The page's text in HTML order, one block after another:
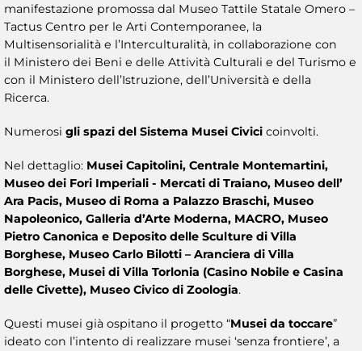
manifestazione promossa dal Museo Tattile Statale Omero –
Tactus Centro per le Arti Contemporanee, la
Multisensorialità e l’Interculturalità, in collaborazione con
il Ministero dei Beni e delle Attività Culturali e del Turismo e
con il Ministero dell’Istruzione, dell’Università e della
Ricerca.
Numerosi gli spazi del Sistema Musei Civici coinvolti.
Nel dettaglio: Musei Capitolini, Centrale Montemartini,
Museo dei Fori Imperiali - Mercati di Traiano, Museo dell’
Ara Pacis, Museo di Roma a Palazzo Braschi, Museo
Napoleonico, Galleria d’Arte Moderna, MACRO, Museo
Pietro Canonica e Deposito delle Sculture di Villa
Borghese, Museo Carlo Bilotti – Aranciera di Villa
Borghese, Musei di Villa Torlonia (Casino Nobile e Casina
delle Civette), Museo Civico di Zoologia.
Questi musei già ospitano il progetto “Musei da toccare”
ideato con l’intento di realizzare musei ‘senza frontiere’, a